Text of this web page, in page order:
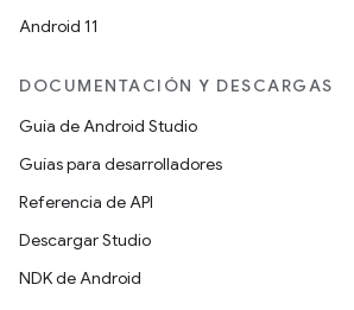
Android 11
DOCUMENTACIÓN Y DESCARGAS
Guía de Android Studio
Guías para desarrolladores
Referencia de API
Descargar Studio
NDK de Android